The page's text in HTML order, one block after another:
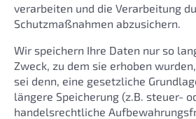
verarbeiten und die Verarbeitung
Schutzmaßnahmen abzusichern.
Wir speichern Ihre Daten nur so
Zweck, zu dem sie erhoben
sei denn, eine gesetzliche
längere Speicherung (z.B. steuer-
handelsrechtliche